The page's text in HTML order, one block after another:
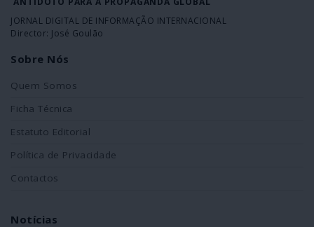
JORNAL DIGITAL DE INFORMAÇÃO INTERNACIONAL
Director: José Goulão
Sobre Nós
Quem Somos
Ficha Técnica
Estatuto Editorial
Política de Privacidade
Contactos
Notícias